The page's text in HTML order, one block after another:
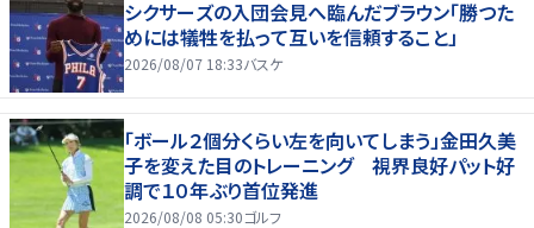
シクサーズの入団会見へ臨んだブラウン「勝つた
めには犠牲を払って互いを信頼すること」
2026/08/07 18:33バスケ
「ボール２個分くらい左を向いてしまう」金田久美
子を変えた目のトレーニング 視界良好パット好
調で１０年ぶり首位発進
2026/08/08 05:30ゴルフ